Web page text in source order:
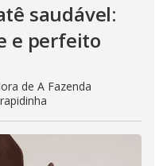
saudável:
e perfeito
de A Fazenda